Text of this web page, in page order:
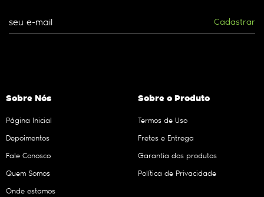
Cadastrar
Sobre Nós
Página Inicial
Depoimentos
Fale Conosco
Quem Somos
Onde estamos
Sobre o Produto
Termos de Uso
Fretes e Entrega
Garantia dos produtos
Política de Privacidade